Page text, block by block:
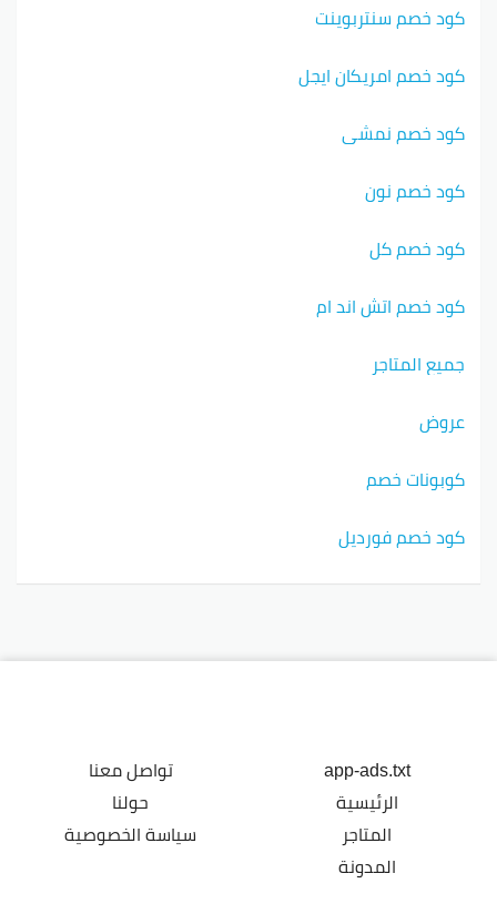
كود خصم سنتربوينت
كود خصم امريكان ايجل
كود خصم نمشي
كود خصم نون
كود خصم كل
كود خصم اتش اند ام
جميع المتاجر
عروض
كوبونات خصم
كود خصم فورديل
app-ads.txt
الرئيسية
المتاجر
المدونة
تواصل معنا
حولنا
سياسة الخصوصية